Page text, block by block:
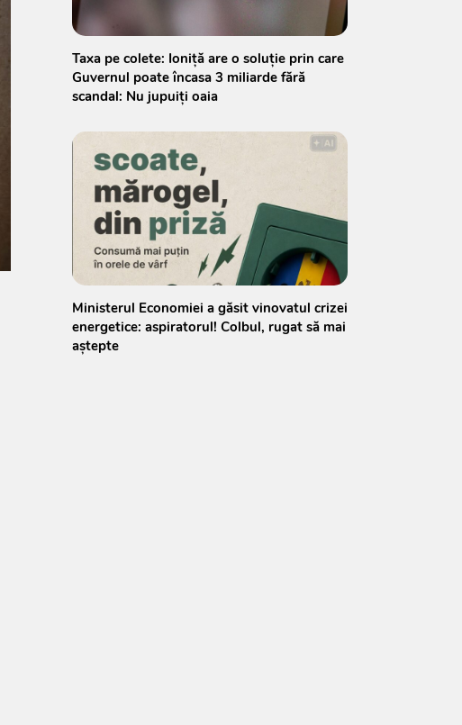
Taxa pe colete: Ioniță are o soluție prin care
Guvernul poate încasa 3 miliarde fără
scandal: Nu jupuiți oaia
Ministerul Economiei a găsit vinovatul crizei
energetice: aspiratorul! Colbul, rugat să mai
aștepte